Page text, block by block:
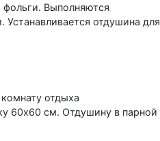
Выполняются
отдушина для
отдыха
60х60 см. Отдушину в парной